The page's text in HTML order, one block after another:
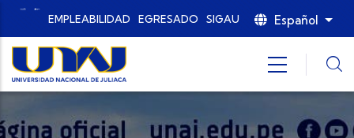
Pasar al contenido principal
EMPLEABILIDAD EGRESADO SIGAU Español